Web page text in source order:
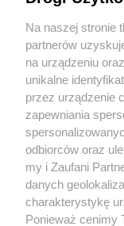
Reklama Tematy
Na naszej stronie
partnerów
na urządzeniu
unikalne
przez urządzenie
zapewniania
odbiorców oraz
my i Zaufani
danych
charakterystykę
Ponieważ cenimy